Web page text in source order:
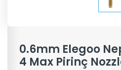
0.6mm Elegoo
4 Max Pirinç